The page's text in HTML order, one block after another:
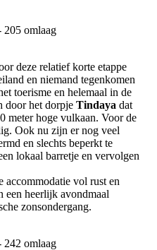
205 omlaag
deze relatief korte etappe
en niemand tegenkomen
toerisme en helemaal in de
door het dorpjeTindaya dat
meter hoge vulkaan. Voor de
Ook nu zijn er nog veel
en slechts beperkt te
lokaal barretje en vervolgen
accommodatie vol rust en
een heerlijk avondmaal
zonsondergang.
242 omlaag